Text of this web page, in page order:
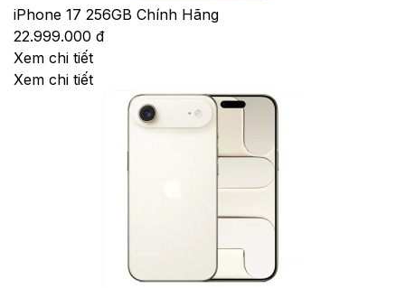
iPhone 17 256GB Chính Hãng
22.999.000 đ
Xem chi tiết
Xem chi tiết